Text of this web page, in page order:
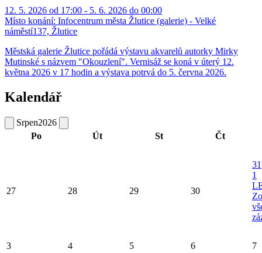
12. 5. 2026 od 17:00 - 5. 6. 2026 do 00:00
Místo konání: Infocentrum města Žlutice (galerie) - Velké
náměstí137, Žlutice
Městská galerie Žlutice pořádá výstavu akvarelů autorky Mirky
Mutinské s názvem "Okouzlení". Vernisáž se koná v úterý 12.
května 2026 v 17 hodin a výstava potrvá do 5. června 2026.
Kalendář
Srpen2026
Po
Út St Čt
27 28 29 30
31
1
3 4 5 6
7